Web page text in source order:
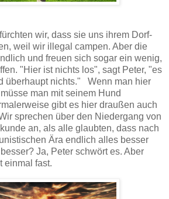
wir, dass sie uns ihrem Dorf-
weil wir illegal campen. Aber die
und freuen sich sogar ein wenig,
"Hier ist nichts los", sagt Peter, "es
überhaupt nichts." Wenn man hier
man mit seinem Hund
gibt es hier draußen auch
sprechen über den Niedergang von
an, als alle glaubten, dass nach
Ära endlich alles besser
Ja, Peter schwört es. Aber
einmal fast.